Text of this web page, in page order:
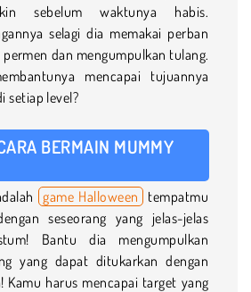
sebelum waktunya habis.
selagi dia memakai perban
dan mengumpulkan tulang.
mencapai tujuannya
setiap level?
BERMAIN MUMMY
game Halloween tempatmu
seseorang yang jelas-jelas
Bantu dia mengumpulkan
yang dapat ditukarkan dengan
Kamu harus mencapai target yang